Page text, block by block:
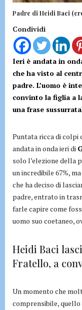
Padre di Heidi Baci
Condividi
Ieri è andata in
che ha visto al
padre. L’uomo è
convinto la figlia a
una frase
Puntata ricca di colpi
andata in onda ieri di
solo l’elezione della
un incredibile 67%,
che ha deciso di
padre, entrato in
farle capire come
uomo suo coetaneo,
Heidi Baci
Fratello, a
Un momento che
comprensibile,